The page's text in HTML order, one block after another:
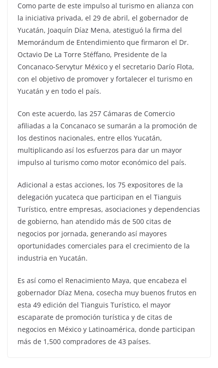
Como parte de este impulso al turismo en alianza con
la iniciativa privada, el 29 de abril, el gobernador de
Yucatán, Joaquín Díaz Mena, atestiguó la firma del
Memorándum de Entendimiento que firmaron el Dr.
Octavio De La Torre Stéffano, Presidente de la
Concanaco-Servytur México y el secretario Darío Flota,
con el objetivo de promover y fortalecer el turismo en
Yucatán y en todo el país.
Con este acuerdo, las 257 Cámaras de Comercio
afiliadas a la Concanaco se sumarán a la promoción de
los destinos nacionales, entre ellos Yucatán,
multiplicando así los esfuerzos para dar un mayor
impulso al turismo como motor económico del país.
Adicional a estas acciones, los 75 expositores de la
delegación yucateca que participan en el Tianguis
Turístico, entre empresas, asociaciones y dependencias
de gobierno, han atendido más de 500 citas de
negocios por jornada, generando así mayores
oportunidades comerciales para el crecimiento de la
industria en Yucatán.
Es así como el Renacimiento Maya, que encabeza el
gobernador Díaz Mena, cosecha muy buenos frutos en
esta 49 edición del Tianguis Turístico, el mayor
escaparate de promoción turística y de citas de
negocios en México y Latinoamérica, donde participan
más de 1,500 compradores de 43 países.